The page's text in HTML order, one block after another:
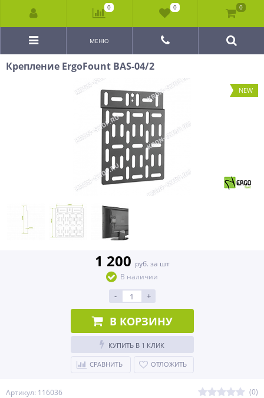
МЕНЮ
Крепление ErgoFount BAS-04/2
NEW
Артикул: 116036 (0)
1 200 руб. за шт
В наличии
- +
В КОРЗИНУ
КУПИТЬ В 1 КЛИК
СРАВНИТЬ ОТЛОЖИТЬ
0 0 0